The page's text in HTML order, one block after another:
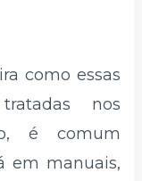
como essas
nos
é comum
em manuais,